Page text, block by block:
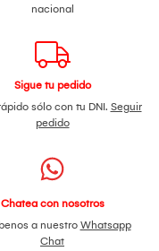
nacional
Sigue tu pedido
sólo con tu DNI. Seguir
pedido
Chatea con nosotros
a nuestro Whatsapp
Chat